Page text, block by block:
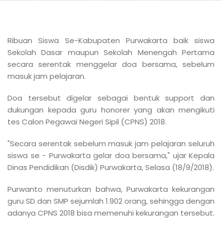
Ribuan Siswa Se-Kabupaten Purwakarta baik siswa
Sekolah Dasar maupun Sekolah Menengah Pertama
secara serentak menggelar doa bersama, sebelum
masuk jam pelajaran.
Doa tersebut digelar sebagai bentuk support dan
dukungan kepada guru honorer yang akan mengikuti
tes Calon Pegawai Negeri Sipil (CPNS) 2018.
"Secara serentak sebelum masuk jam pelajaran seluruh
siswa se - Purwakarta gelar doa bersama," ujar Kepala
Dinas Pendidikan (Disdik) Purwakarta, Selasa (18/9/2018).
Purwanto menuturkan bahwa, Purwakarta kekurangan
guru SD dan SMP sejumlah 1.902 orang, sehingga dengan
adanya CPNS 2018 bisa memenuhi kekurangan tersebut.